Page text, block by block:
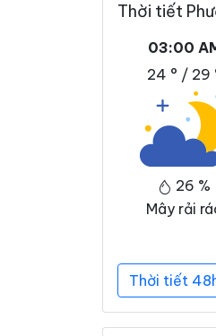
Thời tiết
03:00
24 ° / 29
26 %
Mây rải
Thời tiết